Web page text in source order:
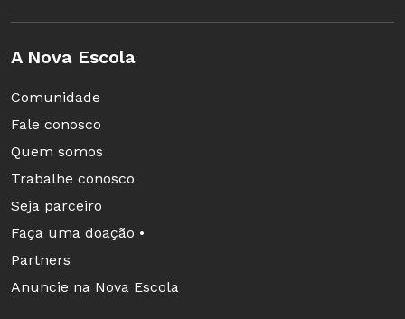
A Nova Escola
Comunidade
Fale conosco
Quem somos
Trabalhe conosco
Seja parceiro
Faça uma doação •
Partners
Anuncie na Nova Escola